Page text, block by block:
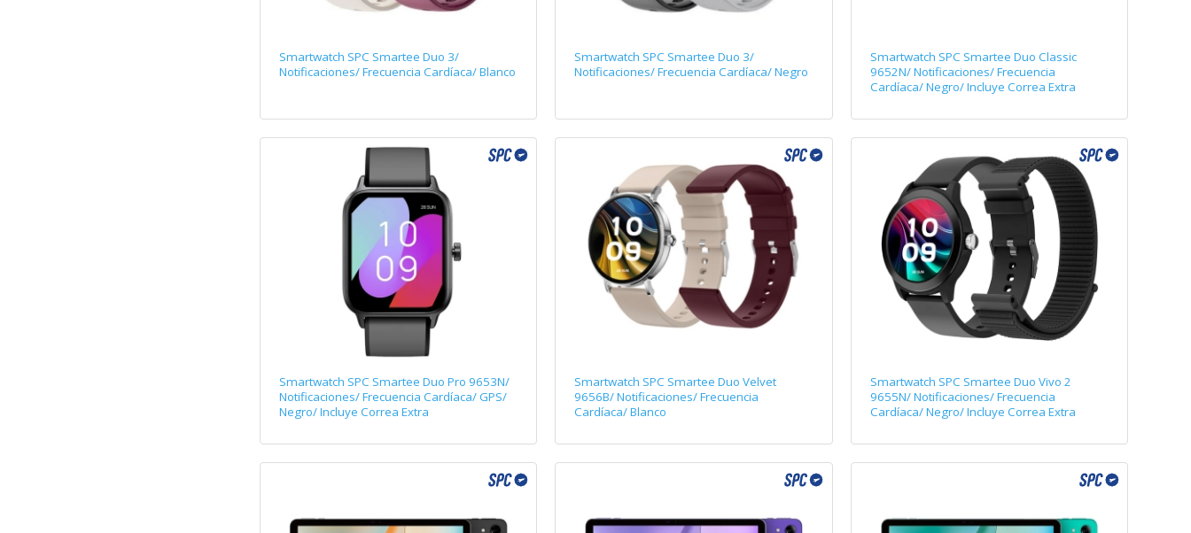
Smartwatch SPC Smartee Duo 3/
Notificaciones/ Frecuencia Cardíaca/ Blanco
Smartwatch SPC Smartee Duo 3/
Notificaciones/ Frecuencia Cardíaca/ Negro
Smartwatch SPC Smartee Duo Classic
9652N/ Notificaciones/ Frecuencia
Cardíaca/ Negro/ Incluye Correa Extra
Smartwatch SPC Smartee Duo Pro 9653N/
Notificaciones/ Frecuencia Cardíaca/ GPS/
Negro/ Incluye Correa Extra
Smartwatch SPC Smartee Duo Velvet
9656B/ Notificaciones/ Frecuencia
Cardíaca/ Blanco
Smartwatch SPC Smartee Duo Vivo 2
9655N/ Notificaciones/ Frecuencia
Cardíaca/ Negro/ Incluye Correa Extra